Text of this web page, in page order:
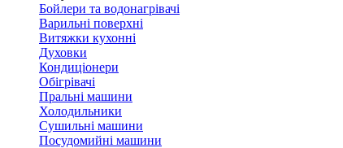
Бойлери та водонагрівачі
Варильні поверхні
Витяжки кухонні
Духовки
Кондиціонери
Обігрівачі
Пральні машини
Холодильники
Сушильні машини
Посудомийні машини